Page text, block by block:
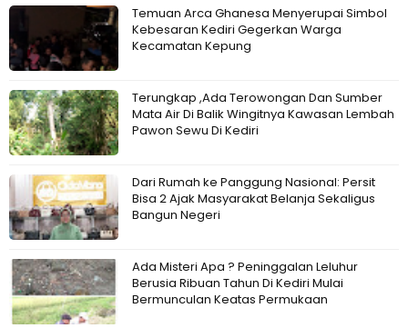
Temuan Arca Ghanesa Menyerupai Simbol
Kebesaran Kediri Gegerkan Warga
Kecamatan Kepung
Terungkap ,Ada Terowongan Dan Sumber
Mata Air Di Balik Wingitnya Kawasan Lembah
Pawon Sewu Di Kediri
Dari Rumah ke Panggung Nasional: Persit
Bisa 2 Ajak Masyarakat Belanja Sekaligus
Bangun Negeri
Ada Misteri Apa ? Peninggalan Leluhur
Berusia Ribuan Tahun Di Kediri Mulai
Bermunculan Keatas Permukaan